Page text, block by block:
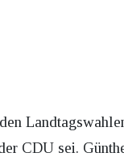
CDU sei.